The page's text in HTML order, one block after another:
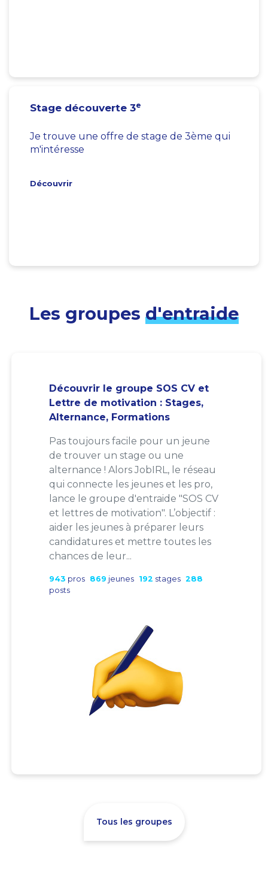
Stage découverte 3e
Je trouve une offre de stage de 3ème qui
m'intéresse
Découvrir
Les groupes d'entraide
Découvrir le groupe SOS CV et
Lettre de motivation : Stages,
Alternance, Formations
Pas toujours facile pour un jeune
de trouver un stage ou une
alternance ! Alors JobIRL, le réseau
qui connecte les jeunes et les pro,
lance le groupe d'entraide "SOS CV
et lettres de motivation". L’objectif :
aider les jeunes à préparer leurs
candidatures et mettre toutes les
chances de leur...
943 pros 869 jeunes 192 stages 288
posts
Tous les groupes